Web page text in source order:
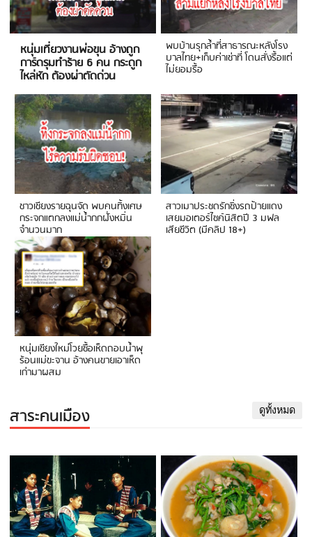
หนุ่มเที่ยวงานพ่อขุน อ้างถูก
การ์ดรุมทำร้าย 6 คน กระดูก
ไหล่หัก ต้องผ่าตัดด่วน
พบบ้านรุกล้ำที่สาธารณะหลังโรง
บาลไทย+เก็บค่าเช่าที่ โดนสั่งรื้อแต่
ไม่ยอมรื้อ
ชาวเชียงรายฉุนจัด พบคนทิ้งเศษ
กระจกแตกลงแม่น้ำกกฝั่งหมิ่น
จำนวนมาก
สาวเมาประชดรักซิ่งรถป้ายแดง
เสยมอเตอร์ไซค์นิสิตปี 3 มฟล
เสียชีวิต (มีคลิป 18+)
หนุ่มเชียงใหม่โวยซื้อเห็ดถอบน้ำพุ
ร้อนแม่ขะจาน อ้างคนขายเอาเห็ด
เก่ามาผสม
สาระคนเมือง ดูทั้งหมด